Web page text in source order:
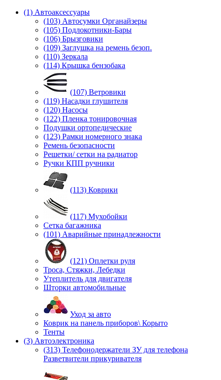
(1) Автоаксессуары
(103) Автосумки Органайзеры
(105) Подлокотники-Бары
(106) Брызговики
(109) Заглушка на ремень безоп.
(110) Зеркала
(114) Крышка бензобака
(107) Ветровики
(119) Насадки глушителя
(120) Насосы
(122) Пленка тонировочная
Подушки ортопедические
(123) Рамки номерного знака
Ремень безопасности
Решетки/ сетки на радиатор
Ручки КПП ручники
(113) Коврики
(117) Мухобойки
Сетка багажника
(101) Аварийные принадлежности
(121) Оплетки руля
Троса, Стяжки, Лебедки
Утеплитель для двигателя
Шторки автомобильные
Уход за авто
Коврик на панель приборов\ Корыто
Тенты
(3) Автоэлектроника
(313) Телефонодержатели ЗУ для телефона
Разветвители прикуривателя